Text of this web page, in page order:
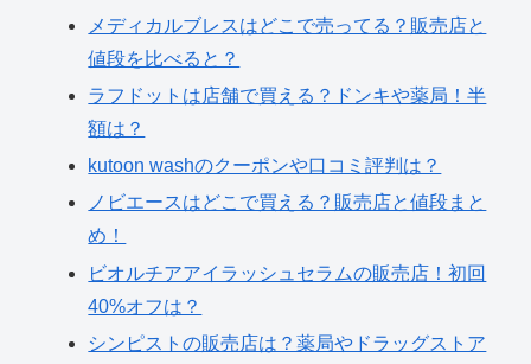
メディカルブレスはどこで売ってる？販売店と
値段を比べると？
ラフドットは店舗で買える？ドンキや薬局！半
額は？
kutoon washのクーポンや口コミ評判は？
ノビエースはどこで買える？販売店と値段まと
め！
ビオルチアアイラッシュセラムの販売店！初回
40%オフは？
シンピストの販売店は？薬局やドラッグストア